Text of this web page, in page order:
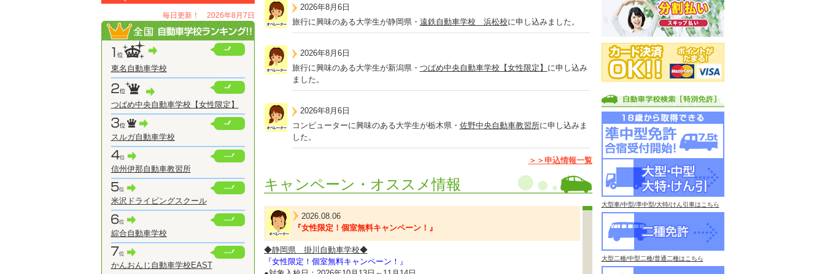
毎日更新！ 2026年8月7日
東名自動車学校
つばめ中央自動車学校【女性限定】
スルガ自動車学校
信州伊那自動車教習所
米沢ドライビングスクール
綜合自動車学校
かんおんじ自動車学校EAST
2026年8月6日
旅行に興味のある大学生が静岡県・ 遠鉄自動車学校 浜松校に申し込みました。
2026年8月6日
旅行に興味のある大学生が新潟県・ つばめ中央自動車学校【女性限定】 に申し込み
ました。
2026年8月6日
コンピューターに興味のある大学生が栃木県・ 佐野中央自動車教習所に申し込みま
した。
＞＞申込情報一覧
キャンペーン・オススメ情報
2026.08.06
『女性限定！個室無料キャンペーン！』
◆静岡県 掛川自動車学校◆
『女性限定！個室無料キャンペーン！』
大型車/中型/準中型/大特/けん引車はこちら
大型二種/中型二種/普通二種はこちら